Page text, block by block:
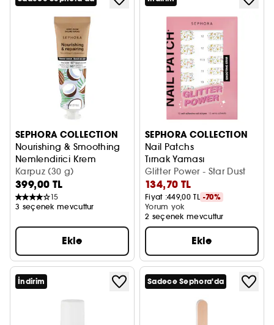
SEPHORA COLLECTION
Nourishing & Smoothing
Nemlendirici Krem
Karpuz (30 g)
399,00 TL
15
3 seçenek mevcuttur
Ekle
SEPHORA COLLECTION
Nail Patchs
Tırnak Yaması
Glitter Power - Star Dust
134,70 TL
Fiyat :449,00 TL -70%
Yorum yok
2 seçenek mevcuttur
Ekle
İndirim Sadece Sephora'da